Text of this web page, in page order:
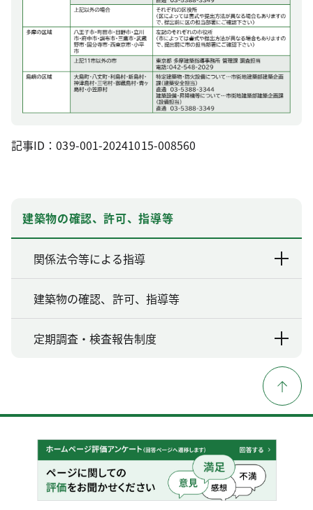
記事ID：039-001-20241015-008560
建築物の確認、許可、指導等
関係法令等による指導
建築物の確認、許可、指導等
定期調査・検査報告制度